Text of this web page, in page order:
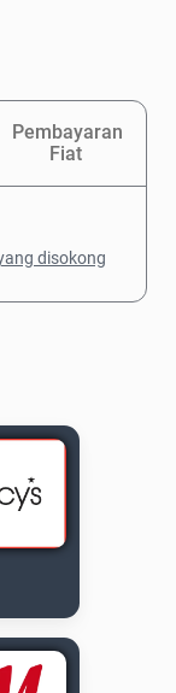
Pembayaran
Fiat
disokong